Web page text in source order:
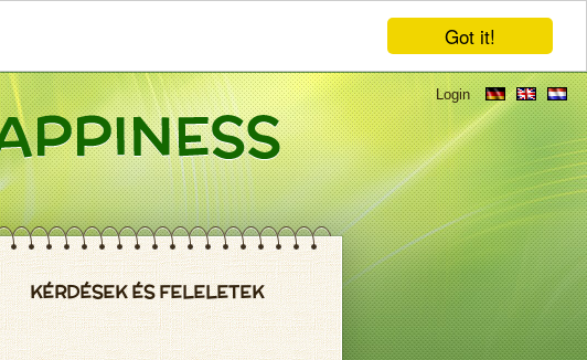
Got it!
Login
KÉRDÉSEK ÉS FELELETEK